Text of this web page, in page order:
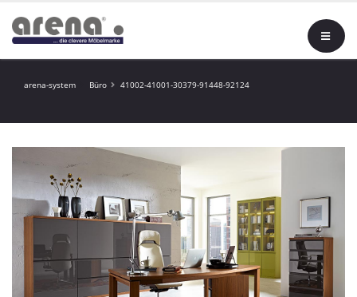
arena-system Büro 41002-41001-30379-91448-92124